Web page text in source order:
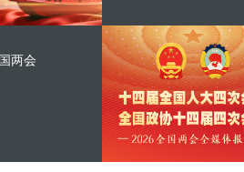
两会